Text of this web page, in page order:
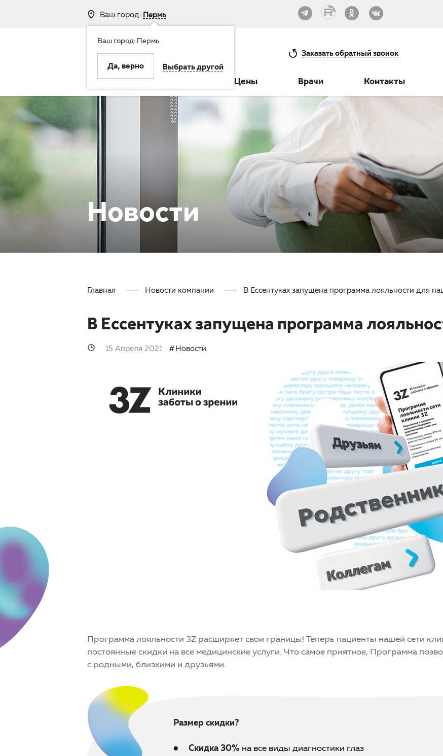
Ваш город: Пермь
Ваш город: Пермь
Да, верно Выбрать другой
Заказатьобратный звонок
Цены Врачи Контакты
Новости
Главная Новости компании В Ессентуках запущена программа лояльности для
В Ессентуках запущена программа
15 Апреля 2021 Новости
Программа лояльности 3Z расширяет свои границы! Теперь пациенты нашей сети
постоянные скидки на все медицинские услуги. Что самое приятное, Программа
с родными, близкими и друзьями.
Размер скидки?
Скидка 30% на все виды диагностики глаз